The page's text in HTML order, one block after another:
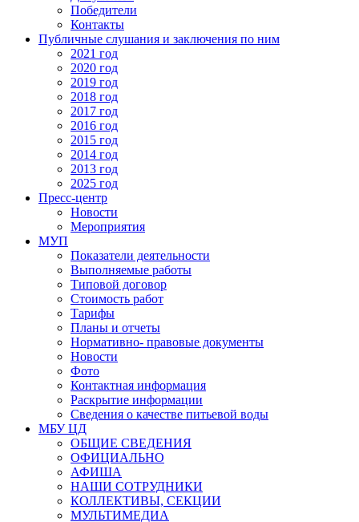
Победители
Контакты
Публичные слушания и заключения по ним
2021 год
2020 год
2019 год
2018 год
2017 год
2016 год
2015 год
2014 год
2013 год
2025 год
Пресс-центр
Новости
Мероприятия
МУП
Показатели деятельности
Выполняемые работы
Типовой договор
Стоимость работ
Тарифы
Планы и отчеты
Нормативно- правовые документы
Новости
Фото
Контактная информация
Раскрытие информации
Сведения о качестве питьевой воды
МБУ ЦД
ОБЩИЕ СВЕДЕНИЯ
ОФИЦИАЛЬНО
АФИША
НАШИ СОТРУДНИКИ
КОЛЛЕКТИВЫ, СЕКЦИИ
МУЛЬТИМЕДИА